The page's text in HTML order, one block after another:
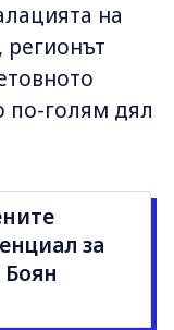
на
по-голям дял
за